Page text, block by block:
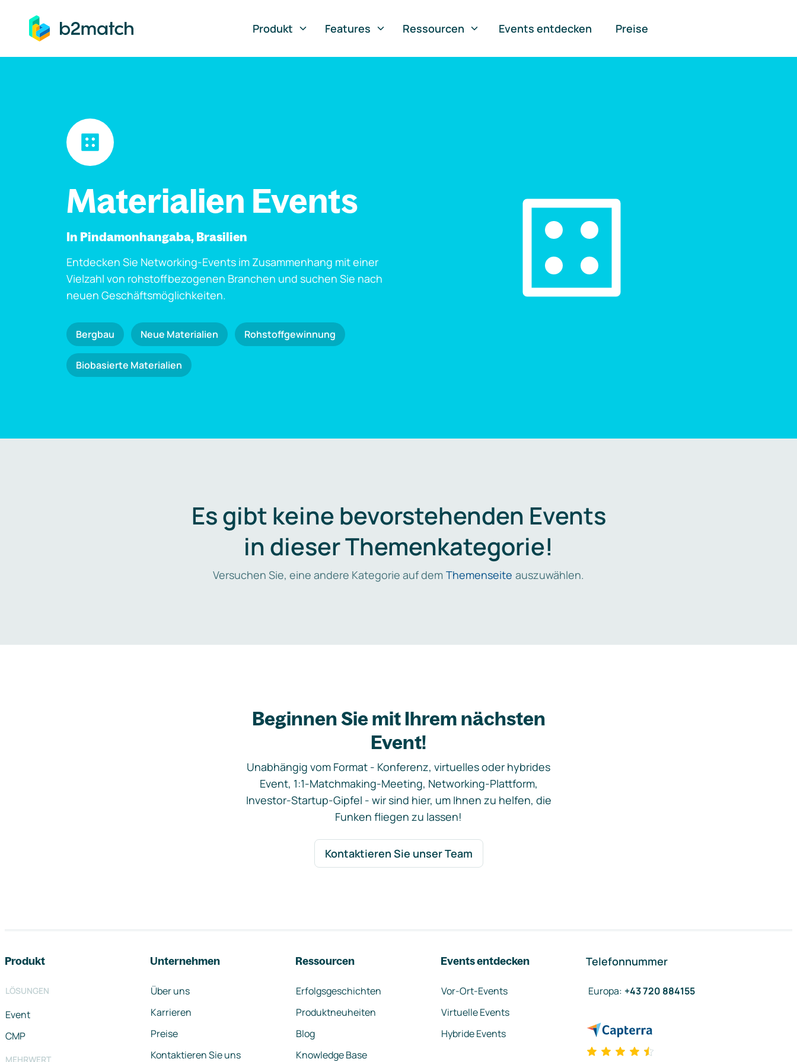
springen
Produkt
Features Ressourcen Events entdecken Preise
Materialien Events
In Pindamonhangaba, Brasilien
Entdecken Sie Networking-Events im Zusammenhang mit einer
Vielzahl von rohstoffbezogenen Branchen und suchen Sie nach
neuen Geschäftsmöglichkeiten.
Bergbau Neue Materialien Rohstoffgewinnung
Biobasierte Materialien
Es gibt keine bevorstehenden Events
in dieser Themenkategorie!
Versuchen Sie, eine andere Kategorie auf dem Themenseite auszuwählen.
Beginnen Sie mit Ihrem nächsten
Event!
Unabhängig vom Format - Konferenz, virtuelles oder hybrides
Event, 1:1-Matchmaking-Meeting, Networking-Plattform,
Investor-Startup-Gipfel - wir sind hier, um Ihnen zu helfen, die
Funken fliegen zu lassen!
Kontaktieren Sie unser Team
Produkt
LÖSUNGEN
Event
CMP
MEHRWERT
Unternehmen
Über uns
Karrieren
Preise
Kontaktieren Sie uns
Ressourcen
Erfolgsgeschichten
Produktneuheiten
Blog
Knowledge Base
Events entdecken
Vor-Ort-Events
Virtuelle Events
Hybride Events
Telefonnummer
Europa: +43 720 884155